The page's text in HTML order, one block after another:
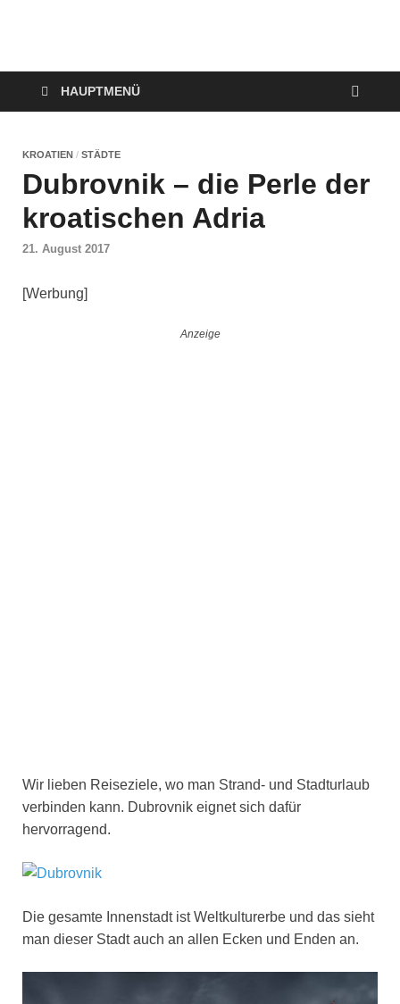
VerTRAVELt
HAUPTMENÜ
KROATIEN / STÄDTE
Dubrovnik – die Perle der
kroatischen Adria
21. August 2017
[Werbung]
Wir lieben Reiseziele, wo man Strand- und Stadturlaub
verbinden kann. Dubrovnik eignet sich dafür
hervorragend.
Die gesamte Innenstadt ist Weltkulturerbe und das sieht
man dieser Stadt auch an allen Ecken und Enden an.